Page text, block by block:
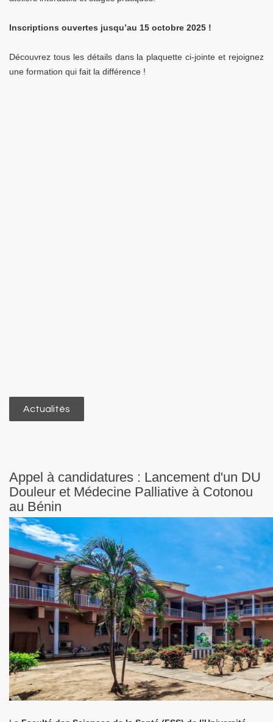
Inscriptions ouvertes jusqu’au 15 octobre 2025 !
Découvrez tous les détails dans la plaquette ci-jointe et rejoignez
une formation qui fait la différence !
Actualités
Appel à candidatures : Lancement d'un DU
Douleur et Médecine Palliative à Cotonou
au Bénin